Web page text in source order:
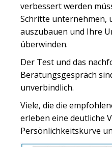
verbessert werden
Schritte unternehmen,
auszubauen und Ihre
überwinden.
Der Test und das
Beratungsgespräch
unverbindlich.
Viele, die die
erleben eine deutliche
Persönlichkeitskurve